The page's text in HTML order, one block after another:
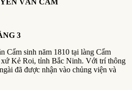
3
Cẩm sinh năm 1810 tại làng Cẩm
Kẻ Roi, tỉnh Bắc Ninh. Với trí thông
đã được nhận vào chủng viện và